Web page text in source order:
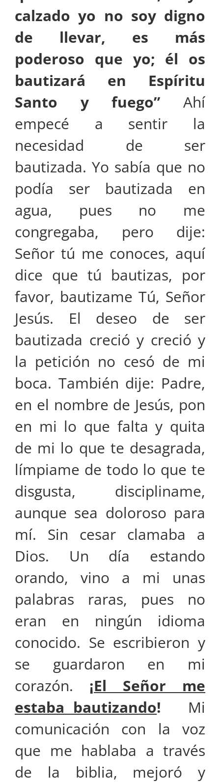
calzado yo no soy digno
de llevar, es más
poderoso que yo; él os
bautizará en Espíritu
Santo y fuego” Ahí
empecé a sentir la
necesidad de ser
bautizada. Yo sabía que no
podía ser bautizada en
agua, pues no me
congregaba, pero dije:
Señor tú me conoces, aquí
dice que tú bautizas, por
favor, bautizame Tú, Señor
Jesús. El deseo de ser
bautizada creció y creció y
la petición no cesó de mi
boca. También dije: Padre,
en el nombre de Jesús, pon
en mi lo que falta y quita
de mi lo que te desagrada,
límpiame de todo lo que te
disgusta, discipliname,
aunque sea doloroso para
mí. Sin cesar clamaba a
Dios. Un día estando
orando, vino a mi unas
palabras raras, pues no
eran en ningún idioma
conocido. Se escribieron y
se guardaron en mi
corazón. ¡El Señor me
estaba bautizando! Mi
comunicación con la voz
que me hablaba a través
de la biblia, mejoró y